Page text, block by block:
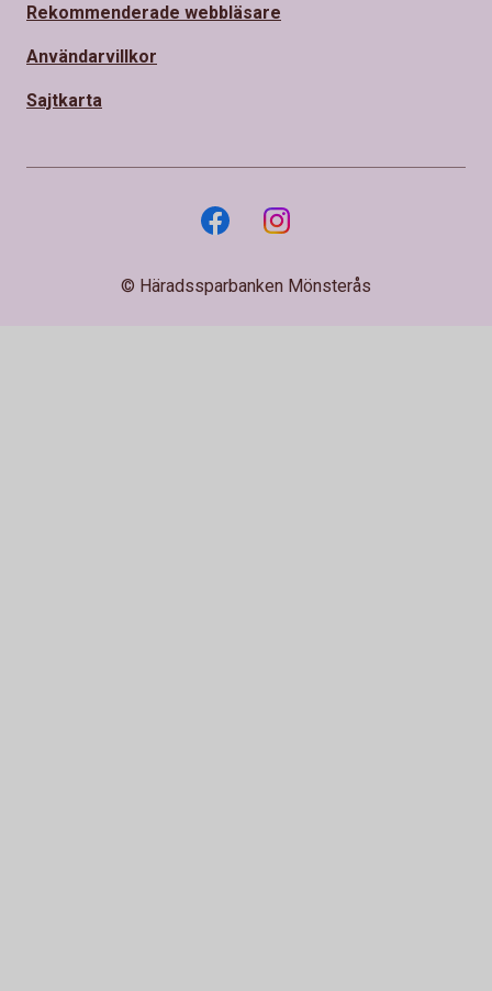
Rekommenderade webbläsare
Användarvillkor
Sajtkarta
© Häradssparbanken Mönsterås